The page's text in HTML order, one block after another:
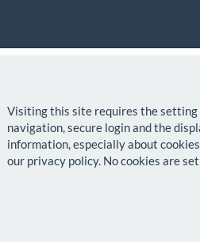
Visiting this site requires the setting
navigation, secure login and the
information, especially about
our privacy policy. No cookies are